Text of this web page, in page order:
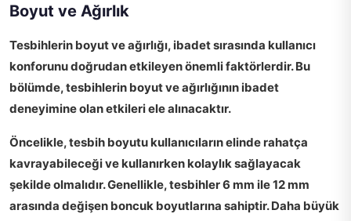
Boyut ve Ağırlık
Tesbihlerin boyut ve ağırlığı, ibadet sırasında kullanıcı
konforunu doğrudan etkileyen önemli faktörlerdir. Bu
bölümde, tesbihlerin boyut ve ağırlığının ibadet
deneyimine olan etkileri ele alınacaktır.
Öncelikle,tesbih boyutu kullanıcıların elinde rahatça
kavrayabileceği ve kullanırken kolaylık sağlayacak
şekilde olmalıdır. Genellikle, tesbihler 6 mm ile 12 mm
arasında değişen boncuk boyutlarına sahiptir. Daha büyük